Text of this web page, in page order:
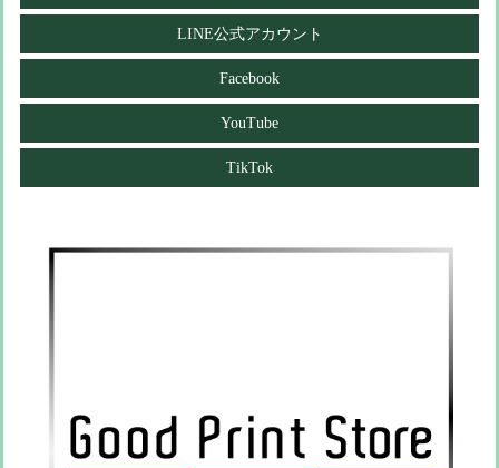
LINE公式アカウント
Facebook
YouTube
TikTok